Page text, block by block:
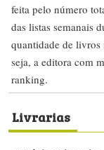
feita pelo número
das listas semanais
quantidade de livros
seja, a editora com
ranking.
Livrarias